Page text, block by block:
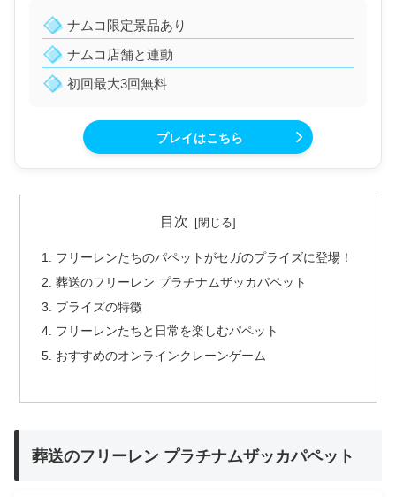
ナムコ限定景品あり
ナムコ店舗と連動
初回最大3回無料
プレイはこちら
目次
フリーレンたちのパペットがセガのプライズに登場！
葬送のフリーレン プラチナムザッカパペット
プライズの特徴
フリーレンたちと日常を楽しむパペット
おすすめのオンラインクレーンゲーム
葬送のフリーレン プラチナムザッカパペット